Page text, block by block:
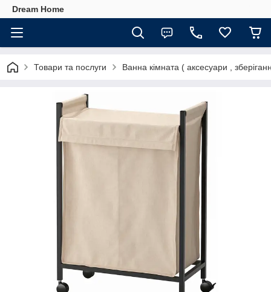
Dream Home
Товари та послуги Ванна кімната ( аксесуари ,